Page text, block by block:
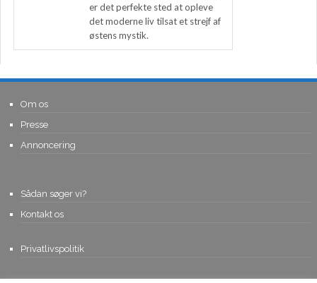
er det perfekte sted at opleve
det moderne liv tilsat et strejf af
østens mystik.
Om os
Presse
Annoncering
Sådan søger vi?
Kontakt os
Privatlivspolitik